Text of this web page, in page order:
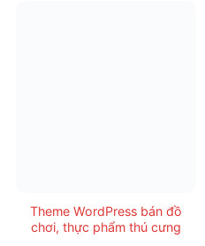
Theme WordPress bán đồ
chơi, thực phẩm thú cưng